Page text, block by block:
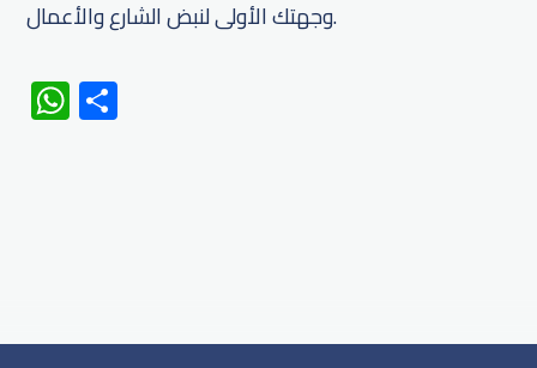
وجهتك الأولى لنبض الشارع والأعمال.
WhatsApp